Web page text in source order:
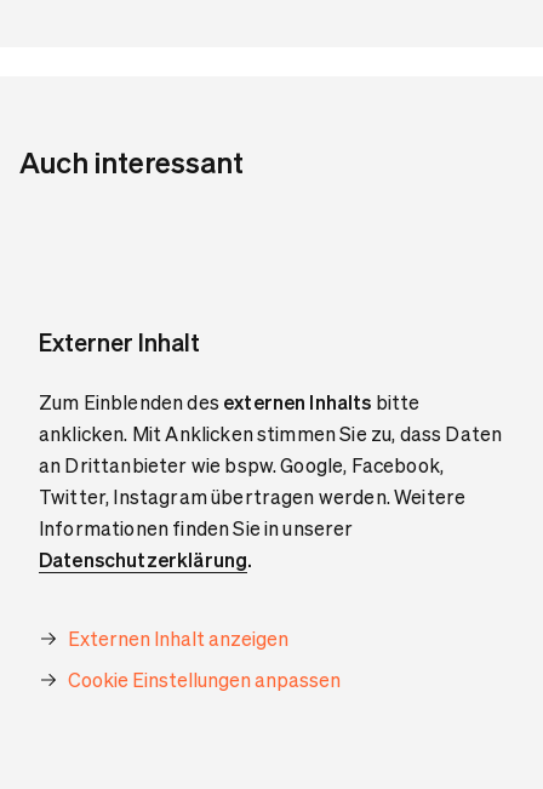
Auch interessant
Externer Inhalt
Zum Einblenden des externen Inhalts bitte
anklicken. Mit Anklicken stimmen Sie zu, dass Daten
an Drittanbieter wie bspw. Google, Facebook,
Twitter, Instagram übertragen werden. Weitere
Informationen finden Sie in unserer
Datenschutzerklärung.
Externen Inhalt anzeigen
Cookie Einstellungen anpassen